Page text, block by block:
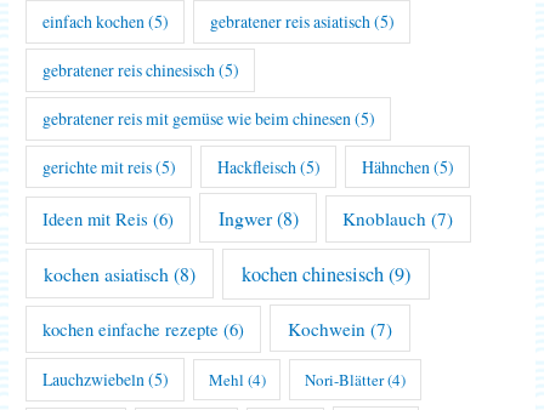
einfach kochen(5) gebratener reis asiatisch(5)
gebratener reis chinesisch (5)
gebratener reis mit gemüse wie beim chinesen (5)
gerichte mit reis(5) Hackfleisch (5) Hähnchen (5)
Ideen mit Reis (6) Ingwer(8) Knoblauch (7)
kochen asiatisch (8) kochen chinesisch(9)
kochen einfache rezepte (6) Kochwein (7)
Lauchzwiebeln(5) Mehl (4) Nori-Blätter(4)